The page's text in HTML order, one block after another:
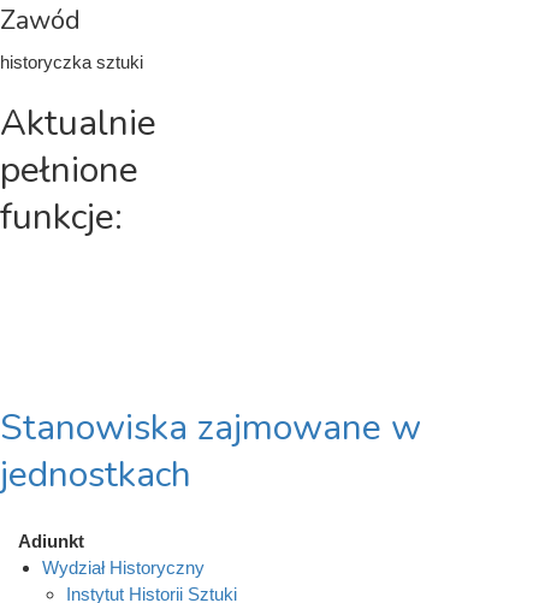
Zawód
historyczka sztuki
Aktualnie
pełnione
funkcje:
Stanowiska zajmowane w
jednostkach
Adiunkt
Wydział Historyczny
Instytut Historii Sztuki